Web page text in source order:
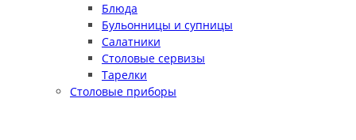
Блюда
Бульонницы и супницы
Салатники
Столовые сервизы
Тарелки
Столовые приборы